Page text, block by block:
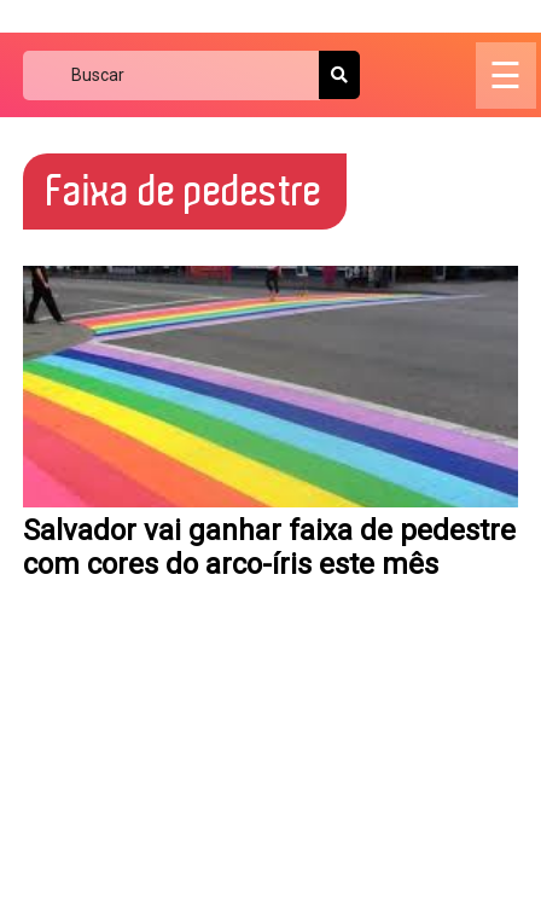
☰
Faixa de pedestre
Salvador vai ganhar faixa de pedestre
com cores do arco-íris este mês